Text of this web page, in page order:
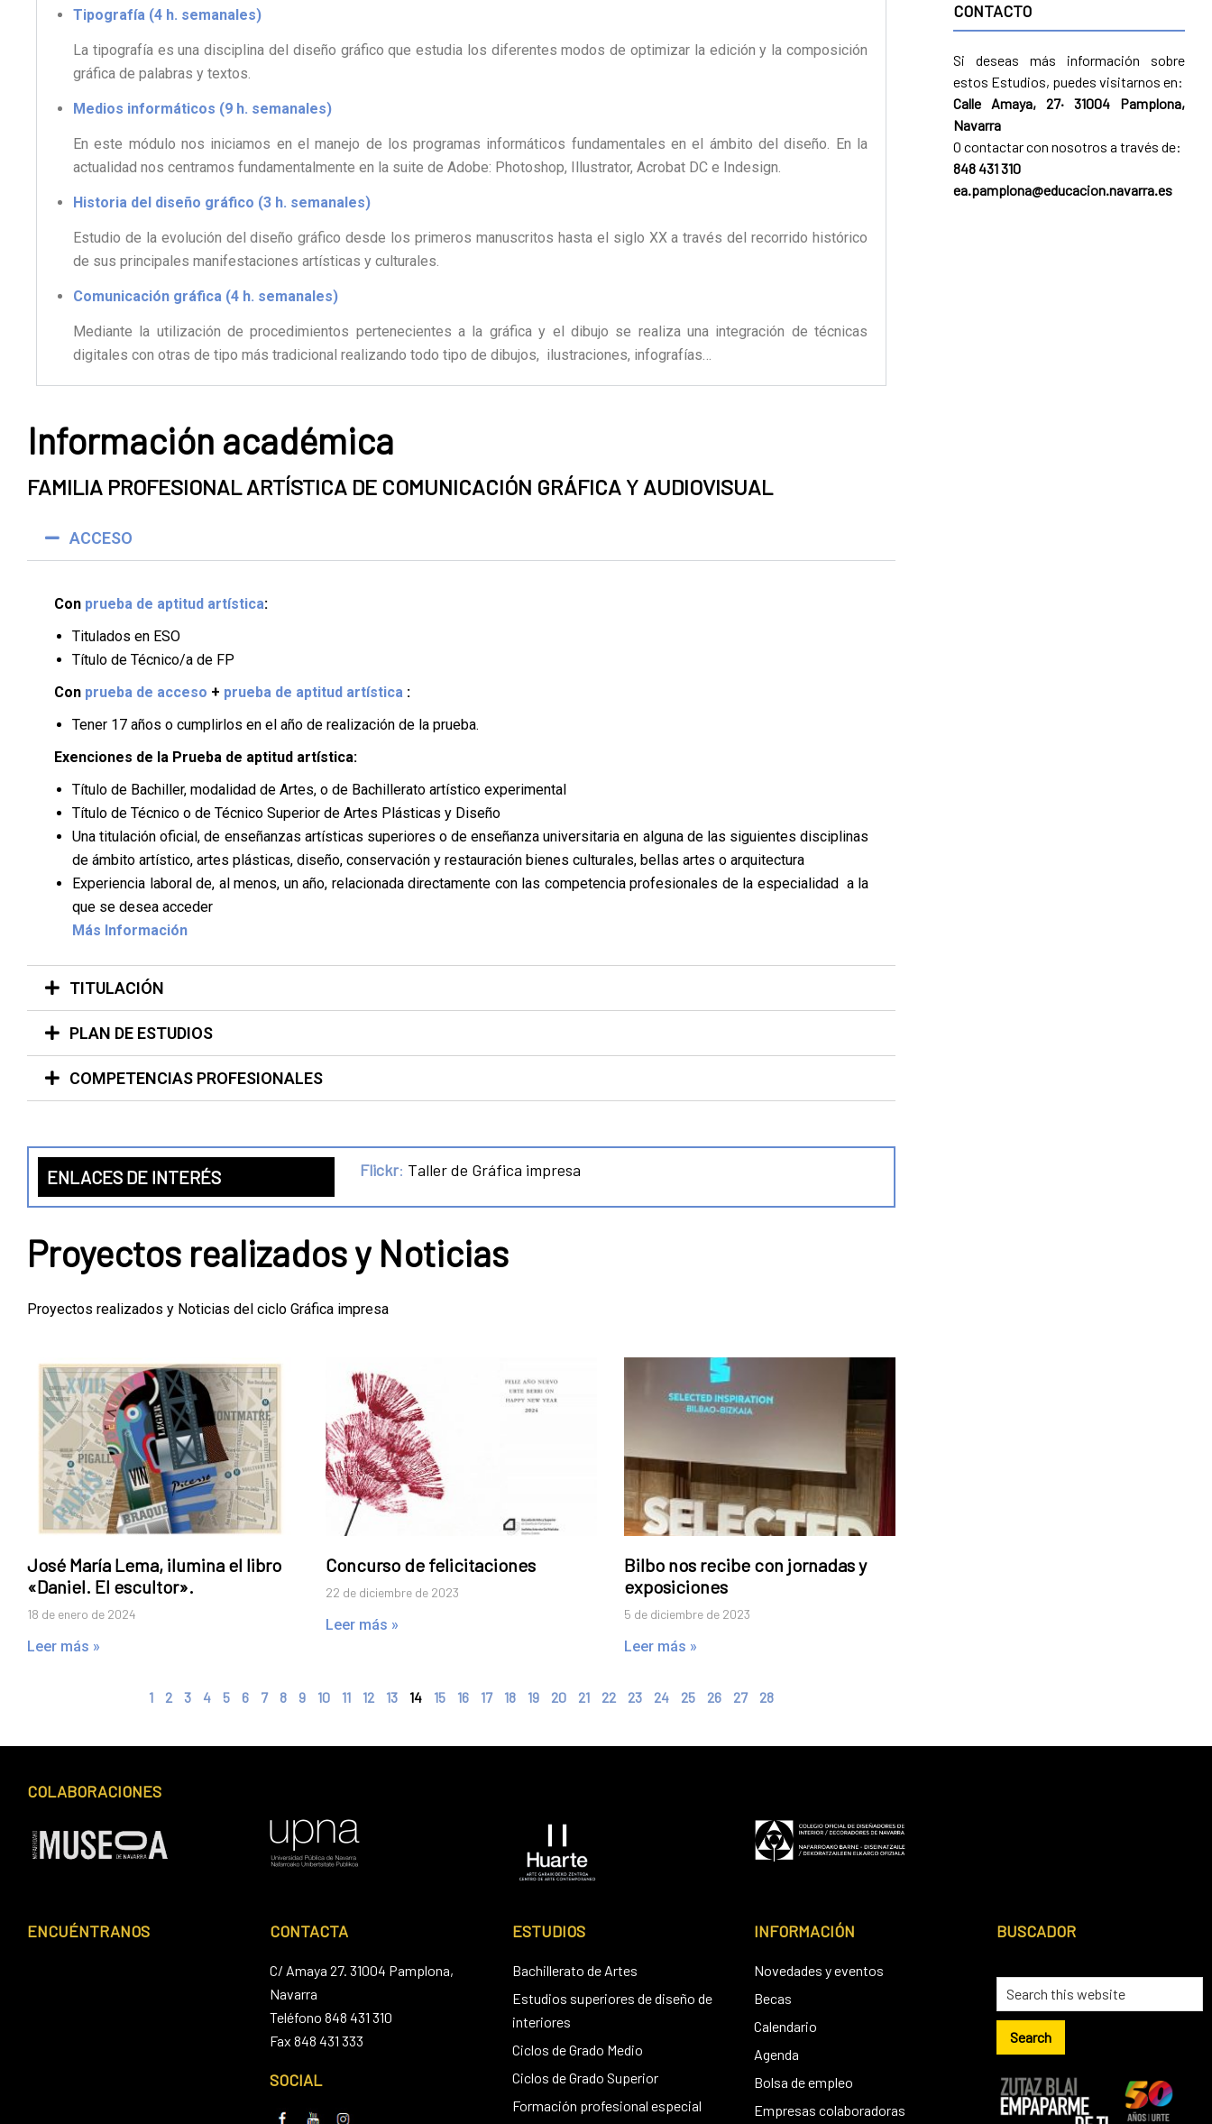
Tipografía (4 h. semanales)
La tipografía es una disciplina del diseño gráfico que estudia los diferentes modos de optimizar la edición y la composición
gráfica de palabras y textos.
Medios informáticos (9 h. semanales)
En este módulo nos iniciamos en el manejo de los programas informáticos fundamentales en el ámbito del diseño. En la
actualidad nos centramos fundamentalmente en la suite de Adobe: Photoshop, Illustrator, Acrobat DC e Indesign.
Historia del diseño gráfico (3 h. semanales)
Estudio de la evolución del diseño gráfico desde los primeros manuscritos hasta el siglo XX a través del recorrido histórico
de sus principales manifestaciones artísticas y culturales.
Comunicación gráfica (4 h. semanales)
Mediante la utilización de procedimientos pertenecientes a la gráfica y el dibujo se realiza una integración de técnicas
digitales con otras de tipo más tradicional realizando todo tipo de dibujos, ilustraciones, infografías…
Información académica
FAMILIA PROFESIONAL ARTÍSTICA DE COMUNICACIÓN GRÁFICA Y AUDIOVISUAL
ACCESO
Con prueba de aptitud artística:
Titulados en ESO
Título de Técnico/a de FP
Con prueba de acceso + prueba de aptitud artística :
Tener 17 años o cumplirlos en el año de realización de la prueba.
Exenciones de la Prueba de aptitud artística:
Título de Bachiller, modalidad de Artes, o de Bachillerato artístico experimental
Título de Técnico o de Técnico Superior de Artes Plásticas y Diseño
Una titulación oficial, de enseñanzas artísticas superiores o de enseñanza universitaria en alguna de las siguientes disciplinas
de ámbito artístico, artes plásticas, diseño, conservación y restauración bienes culturales, bellas artes o arquitectura
Experiencia laboral de, al menos, un año, relacionada directamente con las competencia profesionales de la especialidad a la
que se desea acceder
Más Información
TITULACIÓN
PLAN DE ESTUDIOS
COMPETENCIAS PROFESIONALES
ENLACES DE INTERÉS Flickr: Taller de Gráfica impresa
Proyectos realizados y Noticias
Proyectos realizados y Noticias del ciclo Gráfica impresa
José María Lema, ilumina el libro
«Daniel. El escultor».
18 de enero de 2024
Leer más »
Concurso de felicitaciones
22 de diciembre de 2023
Leer más »
Bilbo nos recibe con jornadas y
exposiciones
5 de diciembre de 2023
Leer más »
1 2 3 4 5 6 7 8 9 10 11 12 13 14 15 16 17 18 19 20 21 22 23 24 25 26 27 28
CONTACTO
Si deseas más información sobre
estos Estudios, puedes visitarnos en:
Calle Amaya, 27· 31004 Pamplona,
Navarra
O contactar con nosotros a través de:
848 431 310
ea.pamplona@educacion.navarra.es
COLABORACIONES
ENCUÉNTRANOS CONTACTA
C/ Amaya 27. 31004 Pamplona,
Navarra
Teléfono 848 431 310
Fax 848 431 333
SOCIAL
ESTUDIOS
Bachillerato de Artes
Estudios superiores de diseño de
interiores
Ciclos de Grado Medio
Ciclos de Grado Superior
Formación profesional especial
INFORMACIÓN
Novedades y eventos
Becas
Calendario
Agenda
Bolsa de empleo
Empresas colaboradoras
BUSCADOR